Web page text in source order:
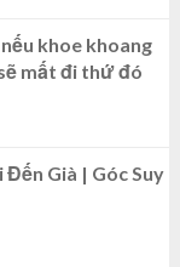
khoe khoang
mất đi thứ đó
Đến Già | Góc Suy